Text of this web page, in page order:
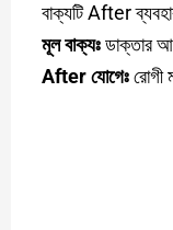
বাক্যটি After
মূল বাক্যঃডাক্তার
After যোগেঃরোগী